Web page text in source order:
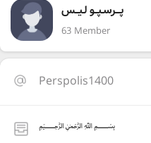
پـــرسـپــو لـیــس
63 Member
Perspolis1400
﷽